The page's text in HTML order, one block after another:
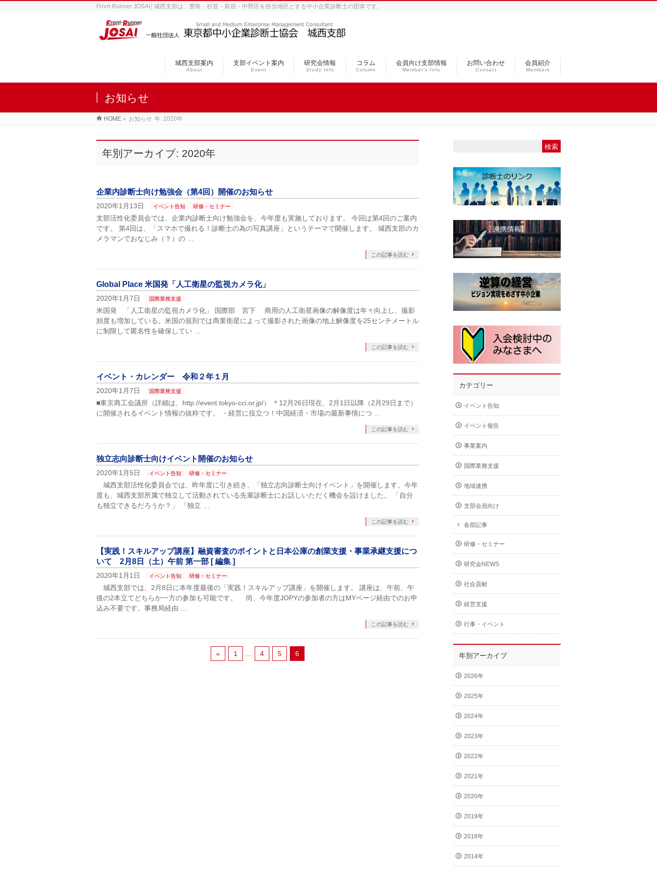
Front-Runner JOSAI│城西支部は、豊島・杉並・新宿・中野区を担当地区とする中小企業診断士の団体です。
城西支部案内
About
支部イベント案内
Event
研究会情報
Study Info
コラム
Column
会員向け支部情報
Member’s Info
お問い合わせ
Contact
会員紹介
Members
お知らせ
HOME » お知らせ 年: 2020年
年別アーカイブ: 2020年
企業内診断士向け勉強会（第4回）開催のお知らせ
2020年1月13日 イベント告知 研修・セミナー
支部活性化委員会では、企業内診断士向け勉強会を、今年度も実施しております。 今回は第4回のご案内
です。 第4回は、「スマホで撮れる！診断士の為の写真講座」というテーマで開催します。 城西支部のカ
メラマンでおなじみ（？）の …
この記事を読む
Global Place 米国発「人工衛星の監視カメラ化」
2020年1月7日 国際業務支援
米国発 「人工衛星の監視カメラ化」 国際部 宮下 商用の人工衛星画像の解像度は年々向上し、撮影
頻度も増加している。米国の規則では商業衛星によって撮影された画像の地上解像度を25センチメートル
に制限して匿名性を確保してい …
この記事を読む
イベント・カレンダー 令和２年１月
2020年1月7日 国際業務支援
■東京商工会議所（詳細は、http://event.tokyo-cci.or.jp/） ＊12月26日現在、2月1日以降（2月29日まで）
に開催されるイベント情報の抜粋です。 ・経営に役立つ！中国経済・市場の最新事情につ …
この記事を読む
独立志向診断士向けイベント開催のお知らせ
2020年1月5日 イベント告知 研修・セミナー
城西支部活性化委員会では、昨年度に引き続き、「独立志向診断士向けイベント」を開催します。今年
度も、城西支部所属で独立して活動されている先輩診断士にお話しいただく機会を設けました。 「自分
も独立できるだろうか？」 「独立 …
この記事を読む
【実践！スキルアップ講座】融資審査のポイントと日本公庫の創業支援・事業承継支援につ
いて 2月8日（土）午前 第一部 [ 編集 ]
2020年1月1日 イベント告知 研修・セミナー
城西支部では、2月8日に本年度最後の「実践！スキルアップ講座」を開催します。 講座は、午前、午
後の2本立てどちらか一方の参加も可能です。 尚、今年度JOPYの参加者の方はMYページ経由でのお申
込み不要です。事務局経由 …
この記事を読む
« 1 4 5 6
カテゴリー
イベント告知
イベント報告
事業案内
国際業務支援
地域連携
支部会員向け
各部記事
研修・セミナー
研究会NEWS
社会貢献
経営支援
行事・イベント
年別アーカイブ
2026年
2025年
2024年
2023年
2022年
2021年
2020年
2019年
2018年
2014年